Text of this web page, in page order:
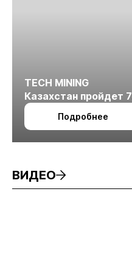
TECH MINING
Казахстан пройдет 7
октября в Алматы
Подробнее
ВИДЕО